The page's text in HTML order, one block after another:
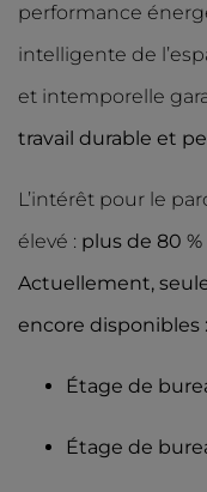
performance
intelligente de
et intemporelle
travail durable et
L’intérêt pour le
élevé : plus de 80
Actuellement,
encore disponibles :
Étage de
Étage de